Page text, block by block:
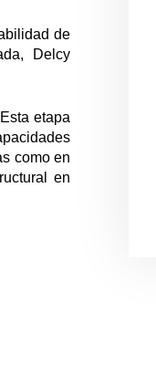
de
Delcy
etapa
como en
en